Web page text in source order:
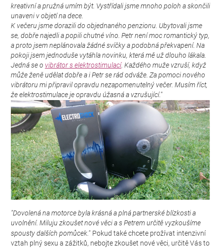
kreativní a pružná umím být. Vystřídali jsme mnoho poloh a skončili
unaveni v objetí na dece.
K večeru jsme dorazili do objednaného penzionu. Ubytovali jsme
se, dobře najedli a popili chutné víno. Petr není moc romantický typ,
a proto jsem neplánovala žádné svíčky a podobná překvapení. Na
pokoji jsem jednoduše vytáhla novinku, která mě už dlouho lákala.
Jedná se o vibrátor s elektrostimulací. Každého muže vzruší, když
může ženě udělat dobře a i Petr se rád odváže. Za pomoci nového
vibrátoru mi připravil opravdu nezapomenutelný večer. Musím říct,
že elektrostimulace je opravdu úžasná a vzrušující."
"Dovolená na motorce byla krásná a plná partnerské blízkosti a
uvolnění. Miluju zkoušet nové věci a s Petrem určitě vyzkoušíme
spousty dalších pomůcek." Pokud také chcete prožívat intenzivní
vztah plný sexu a zážitků, nebojte zkoušet nové věci, určitě Vás to